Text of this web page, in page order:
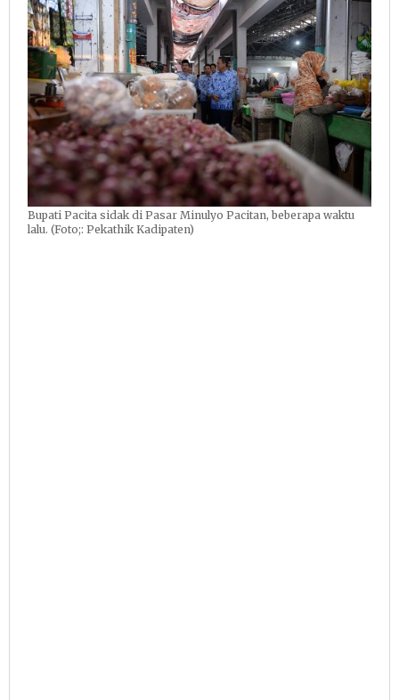
Bupati Pacita sidak di Pasar Minulyo Pacitan, beberapa waktu
lalu. (Foto;: Pekathik Kadipaten)